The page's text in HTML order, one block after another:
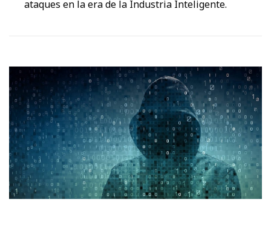
ataques en la era de la Industria Inteligente.